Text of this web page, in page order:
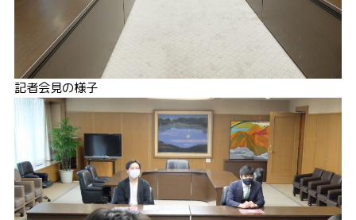
記者会見の様子